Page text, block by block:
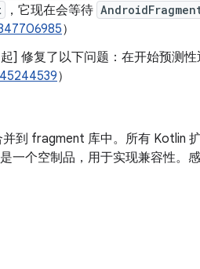
，它现在会等待
）
起] 修复了以下问题：在开始预测
）
到 fragment 库中。所有 Kotlin
一个空制品，用于实现兼容性。